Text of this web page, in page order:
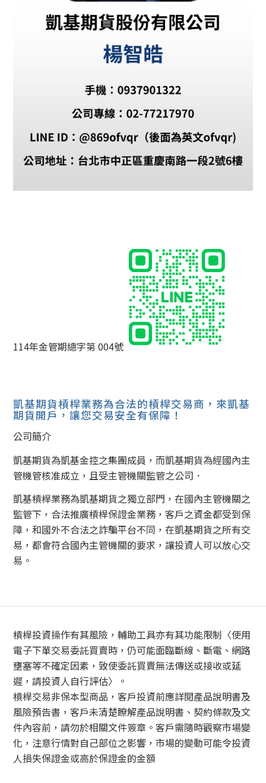
114年金管期總字第 004號
凱基期貨槓桿業務為合法的槓桿交易商，來凱基
期貨開戶，讓您交易安全有保障！
公司簡介
凱基期貨為凱基金控之集團成員，而凱基期貨為經國內主
管機管核准成立，且受主管機關監管之公司．
凱基槓桿業務為凱基期貨之獨立部門，在國內主管機關之
監管下，合法推廣槓桿保證金業務，客戶之資金都受到保
障，和國外不合法之詐騙平台不同，在凱基期貨之所有交
易，都會符合國內主管機關的要求，讓投資人可以放心交
易。
槓桿投資操作有其風險，輔助工具亦有其功能限制〈使用
電子下單交易委託買賣時，仍可能面臨斷線、斷電、網路
壅塞等不確定因素，致使委託買賣無法傳送或接收或延
遲，請投資人自行評估〉。
槓桿交易非保本型商品，客戶投資前應詳閱產品說明書及
風險預告書，客戶未清楚瞭解產品說明書、契約條款及文
件內容前，請勿於相關文件簽章。客戶需隨時觀察市場變
化，注意行情對自己部位之影響，市場的變動可能令投資
人損失保證金或高於保證金的金額